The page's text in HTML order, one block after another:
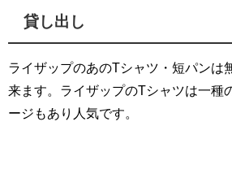
貸し出し
ライザップのあのTシャツ・短パンは
来ます。ライザップのTシャツは一種
ージもあり人気です。